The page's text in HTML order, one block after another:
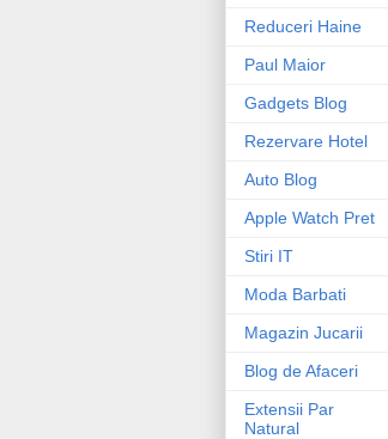
Reduceri Haine
Paul Maior
Gadgets Blog
Rezervare Hotel
Auto Blog
Apple Watch Pret
Stiri IT
Moda Barbati
Magazin Jucarii
Blog de Afaceri
Extensii Par
Natural